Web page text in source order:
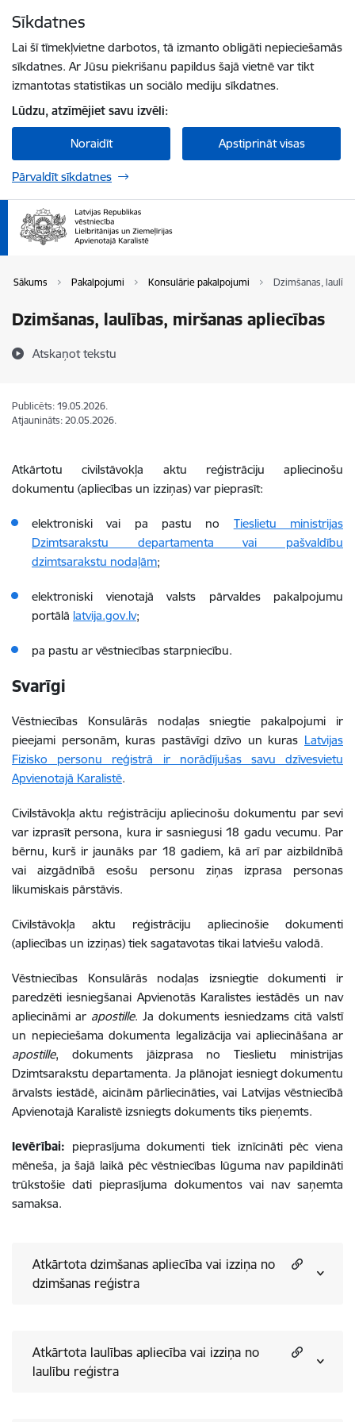
Sīkdatnes
Lai šī tīmekļvietne darbotos, tā izmanto obligāti nepieciešamās
sīkdatnes. Ar Jūsu piekrišanu papildus šajā vietnē var tikt
izmantotas statistikas un sociālo mediju sīkdatnes.
Lūdzu, atzīmējiet savu izvēli:
Noraidīt Apstiprināt visas
Pārvaldīt sīkdatnes
Sākums Pakalpojumi Konsulārie pakalpojumi Dzimšanas,
Dzimšanas, laulības, miršanas apliecības
Atskaņot tekstu
Publicēts: 19.05.2026.
Atjaunināts: 20.05.2026.
Atkārtotu civilstāvokļa aktu reģistrāciju apliecinošu
dokumentu (apliecības un izziņas) var pieprasīt:
elektroniski vai pa pastu no Tieslietu ministrijas
Dzimtsarakstu departamenta vai pašvaldību
dzimtsarakstu nodaļām;
elektroniski vienotajā valsts pārvaldes pakalpojumu
portālā latvija.gov.lv;
pa pastu ar vēstniecības starpniecību.
Svarīgi
Vēstniecības Konsulārās nodaļas sniegtie pakalpojumi ir
pieejami personām, kuras pastāvīgi dzīvo un kuras Latvijas
Fizisko personu reģistrā ir norādījušas savu dzīvesvietu
Apvienotajā Karalistē.
Civilstāvokļa aktu reģistrāciju apliecinošu dokumentu par sevi
var izprasīt persona, kura ir sasniegusi 18 gadu vecumu. Par
bērnu, kurš ir jaunāks par 18 gadiem, kā arī par aizbildnībā
vai aizgādnībā esošu personu ziņas izprasa personas
likumiskais pārstāvis.
Civilstāvokļa aktu reģistrāciju apliecinošie dokumenti
(apliecības un izziņas) tiek sagatavotas tikai latviešu valodā.
Vēstniecības Konsulārās nodaļas izsniegtie dokumenti ir
paredzēti iesniegšanai Apvienotās Karalistes iestādēs un nav
apliecināmi ar apostille. Ja dokuments iesniedzams citā valstī
un nepieciešama dokumenta legalizācija vai apliecināšana ar
apostille, dokuments jāizprasa no Tieslietu ministrijas
Dzimtsarakstu departamenta. Ja plānojat iesniegt dokumentu
ārvalsts iestādē, aicinām pārliecināties, vai Latvijas vēstniecībā
Apvienotajā Karalistē izsniegts dokuments tiks pieņemts.
Ievērībai: pieprasījuma dokumenti tiek iznīcināti pēc viena
mēneša, ja šajā laikā pēc vēstniecības lūguma nav papildināti
trūkstošie dati pieprasījuma dokumentos vai nav saņemta
samaksa.
Atkārtota dzimšanas apliecība vai izziņa no
dzimšanas reģistra
Atkārtota laulības apliecība vai izziņa no
laulību reģistra